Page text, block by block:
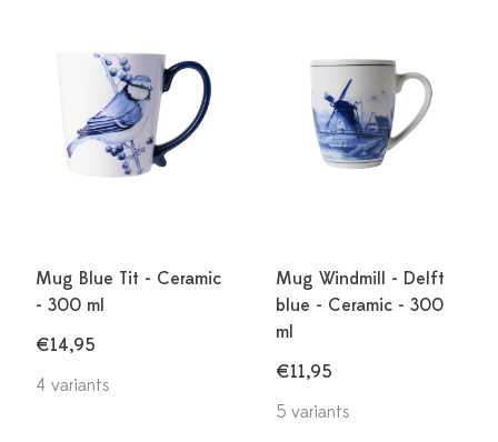
Mug Blue Tit - Ceramic
- 300 ml
€14,95
4 variants
Mug Windmill - Delft
blue - Ceramic - 300
ml
€11,95
5 variants